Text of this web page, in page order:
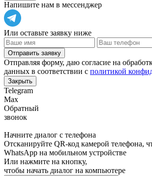
Напишите нам в мессенджер
Или оставьте заявку ниже
Отправить заявку
Отправляя форму, даю согласие на
данных в соответствии с политикой
Закрыть
Telegram
Max
Обратный
звонок
Начните диалог с телефона
Отсканируйте QR-код камерой телефона,
WhatsApp на мобильном устройстве
Или нажмите на кнопку,
чтобы начать диалог на компьютере